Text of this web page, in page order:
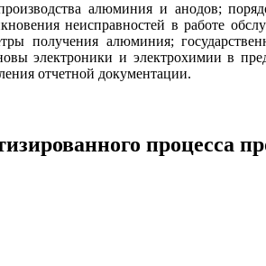
алюминия и анодов;
неисправностей в работе
получения алюминия;
электроники и электрохимии в
отчетной документации.
процесса